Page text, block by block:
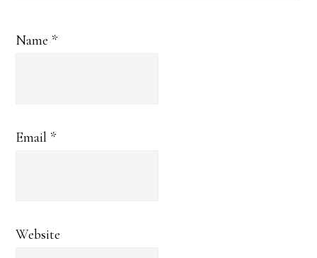
Name *
Email *
Website